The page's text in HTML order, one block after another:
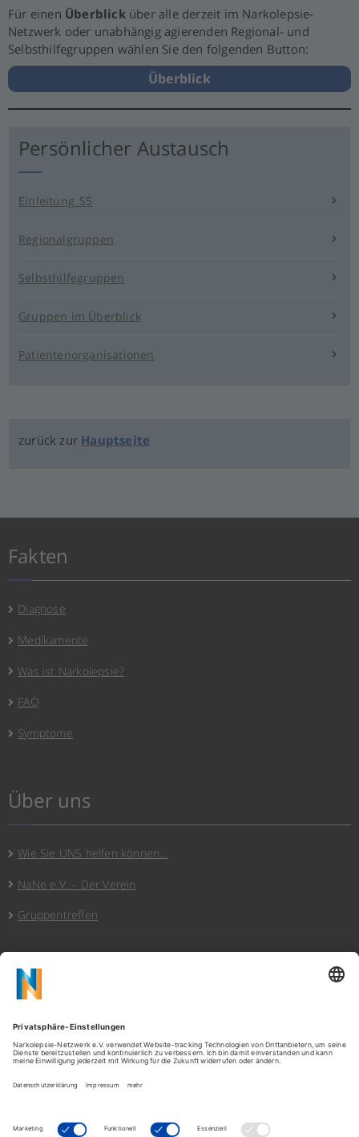
Für einen Überblick über alle derzeit im Narkolepsie-
Netzwerk oder unabhängig agierenden Regional- und
Selbsthilfegruppen wählen Sie den folgenden Button:
Überblick
Persönlicher Austausch
Einleitung_S5
Regionalgruppen
Selbsthilfegruppen
Gruppen im Überblick
Patientenorganisationen
zurück zur Hauptseite
Fakten
Diagnose
Medikamente
Was ist Narkolepsie?
FAQ
Symptome
Über uns
Wie Sie UNS helfen können…
NaNe e.V. – Der Verein
Gruppentreffen
Hinweise
Cookies/Privatssphäre
Impressum